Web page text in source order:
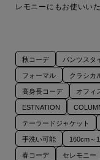
レモニーにもお使いい
秋コーデ パンツスタ
フォーマル クラシカ
高身長コーデ オフィ
ESTNATION
テーラードジャケット
手洗い可能 160cm～
春コーデ セレモニー